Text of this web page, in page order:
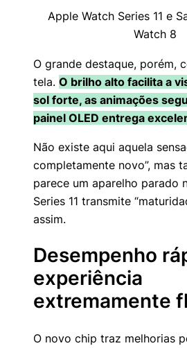
Apple Watch Series 11 e
Watch 8
O grande destaque, porém,
tela. O brilho alto facilita a
sol forte, as animações
painel OLED entrega
Não existe aqui aquela
completamente novo”, mas
parece um aparelho parado
Series 11 transmite
assim.
Desempenho
experiência
extremamente
O novo chip traz melhorias